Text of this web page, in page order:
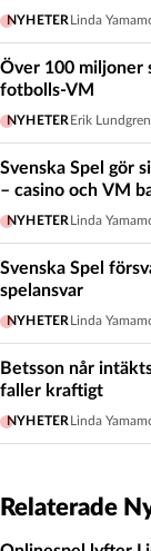
NYHETER Linda
Över 100 miljoner
fotbolls-VM
NYHETER Erik Lundgren
Svenska Spel gör
– casino och VM
NYHETER Linda
Svenska Spel
spelansvar
NYHETER Linda
Betsson når
faller kraftigt
NYHETER Linda
Relaterade